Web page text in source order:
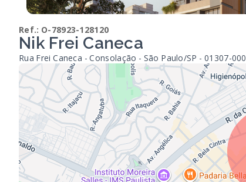
Ref.: O-78923-128120
Nik Frei Caneca
Rua Frei Caneca - Consolação - São Paulo/SP - 01307-000